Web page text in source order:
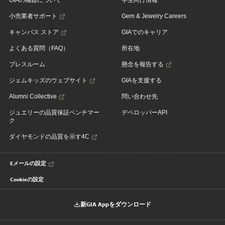
小売業者サポート
キャンパス ストア
よくある質問（FAQ）
プレスルーム
ジェムキッズのウェブサイト
Alumni Collective
ジュエリーの品質保証ベンチマー
ク
ダイヤモンドの品質を示す4C
Gem & Jewelry Careers
GIAでのキャリア
所在地
懸念を報告する
GIAを支援する
問い合わせ先
デベロッパーAPI
Eメールの設定
Cookieの設定
新GIA Appをダウンロード